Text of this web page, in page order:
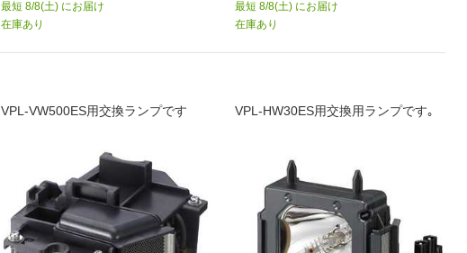
最短 8/8(土) にお届け
在庫あり
最短 8/8(土) にお届け
在庫あり
VPL-VW500ES用交換ランプです VPL-HW30ES用交換用ランプです｡